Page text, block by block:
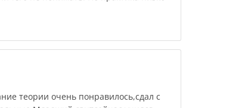
теории очень понравилось,сдал с